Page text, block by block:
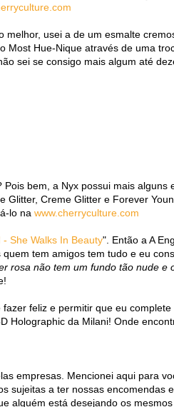
usei a de um esmalte
Most Hue-Nique através de uma
sei se consigo mais algum até
Pois bem, a Nyx possui mais alguns
Glitter, Creme Glitter e Forever
lo na www.cherryculture.com
- She Walks In Beauty". Então a A
tem amigos tem tudo e eu
rosa não tem um fundo tão nude e
feliz e permitir que eu complete
Holographic da Milani! Onde
empresas. Mencionei aqui para
sujeitas a ter nossas encomendas
alguém está desejando os